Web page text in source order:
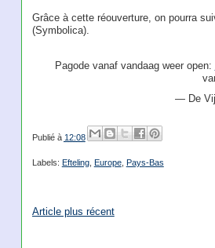
Grâce à cette réouverture, on pourra
(Symbolica).
Pagode vanaf vandaag weer open:
— De
Publié à 12:08
Labels: Efteling, Europe, Pays-Bas
Article plus récent